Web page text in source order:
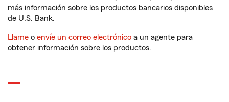
más información sobre los productos bancarios disponibles
de U.S. Bank.
Llame o envíe un correo electrónico a un agente para
obtener información sobre los productos.